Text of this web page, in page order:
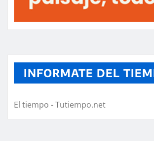
INFORMATE DEL
El tiempo - Tutiempo.net